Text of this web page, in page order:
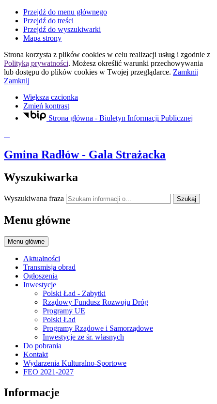
Przejdź do menu głównego
Przejdź do treści
Przejdź do wyszukiwarki
Mapa strony
Strona korzysta z plików cookies w celu realizacji usług i zgodnie z
Polityką prywatności. Możesz określić warunki przechowywania
lub dostępu do plików cookies w Twojej przeglądarce. Zamknij
Zamknij
Większa czcionka
Zmień kontrast
Strona główna - Biuletyn Informacji Publicznej
Gmina Radłów- Gala Strażacka
Wyszukiwarka
Wyszukiwana fraza Szukaj
Menu główne
Menu główne
Aktualności
Transmisja obrad
Ogłoszenia
Inwestycje
Polski Ład - Zabytki
Rządowy Fundusz Rozwoju Dróg
Programy UE
Polski Ład
Programy Rządowe i Samorządowe
Inwestycje ze śr. własnych
Do pobrania
Kontakt
Wydarzenia Kulturalno-Sportowe
FEO 2021-2027
Informacje